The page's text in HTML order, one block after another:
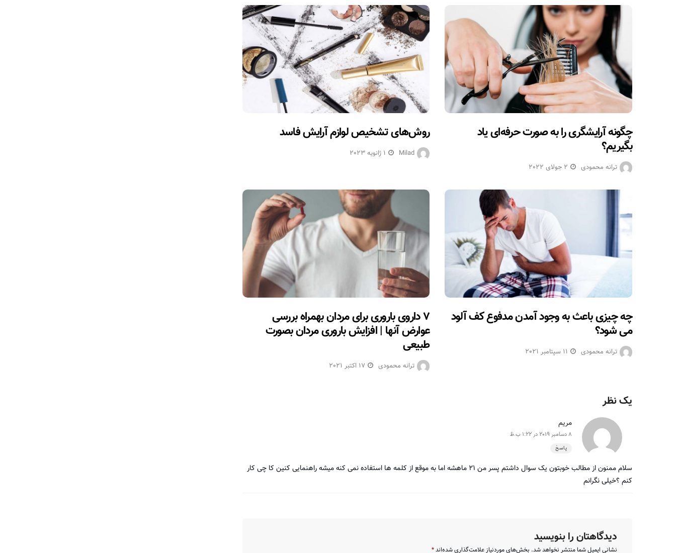
روش‌های تشخیص لوازم آرایش فاسد
Milad 1 ژانویه 2023
چگونه آرایشگری را به صورت حرفه‌ای یاد
بگیریم؟
ترانه محمودی 2 جولای 2022
۷ داروی باروری برای مردان بهمراه بررسی
عوارض آنها | افزایش باروری مردان بصورت
طبیعی
ترانه محمودی 17 اکتبر 2021
چه چیزی باعث به وجود آمدن مدفوع کف آلود
می شود؟
ترانه محمودی 11 سپتامبر 2021
یک نظر
مریم
8 دسامبر 2019 در 1:22 ب.ظ
پاسخ
سلام ممنون از مطالب خوبتون یک سوال داشتم پسر من ۲۱ ماهشه اما به موقع از کلمه ها استفاده نمی کنه میشه راهنمایی کنین کا چی کار
کنم ؟خیلی نگرانم
دیدگاهتان را بنویسید
نشانی ایمیل شما منتشر نخواهد شد. بخش‌های موردنیاز علامت‌گذاری شده‌اند*